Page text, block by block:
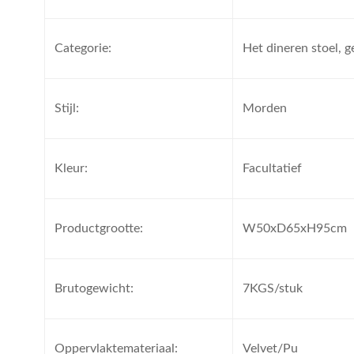
Categorie: Het dineren stoel,
Stijl: Morden
Kleur: Facultatief
Productgrootte: W50xD65xH95cm
Brutogewicht: 7KGS/stuk
Oppervlaktemateriaal: Velvet/Pu